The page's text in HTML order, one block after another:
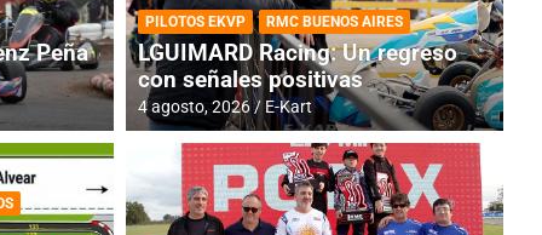
Peña
PILOTOS EKVP RMC BUENOS AIRES
LGUIMARD Racing: Un regreso
con señales positivas
4 agosto, 2026 E-Kart